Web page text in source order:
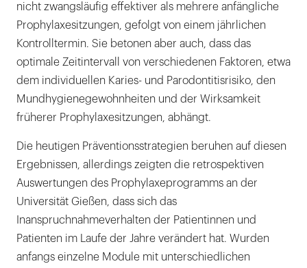
nicht zwangsläufig effektiver als mehrere anfängliche
Prophylaxesitzungen, gefolgt von einem jährlichen
Kontrolltermin. Sie betonen aber auch, dass das
optimale Zeitintervall von verschiedenen Faktoren, etwa
dem individuellen Karies- und Parodontitisrisiko, den
Mundhygienegewohnheiten und der Wirksamkeit
früherer Prophylaxesitzungen, abhängt.
Die heutigen Präventionsstrategien beruhen auf diesen
Ergebnissen, allerdings zeigten die retrospektiven
Auswertungen des Prophylaxeprogramms an der
Universität Gießen, dass sich das
Inanspruchnahmeverhalten der Patientinnen und
Patienten im Laufe der Jahre verändert hat. Wurden
anfangs einzelne Module mit unterschiedlichen